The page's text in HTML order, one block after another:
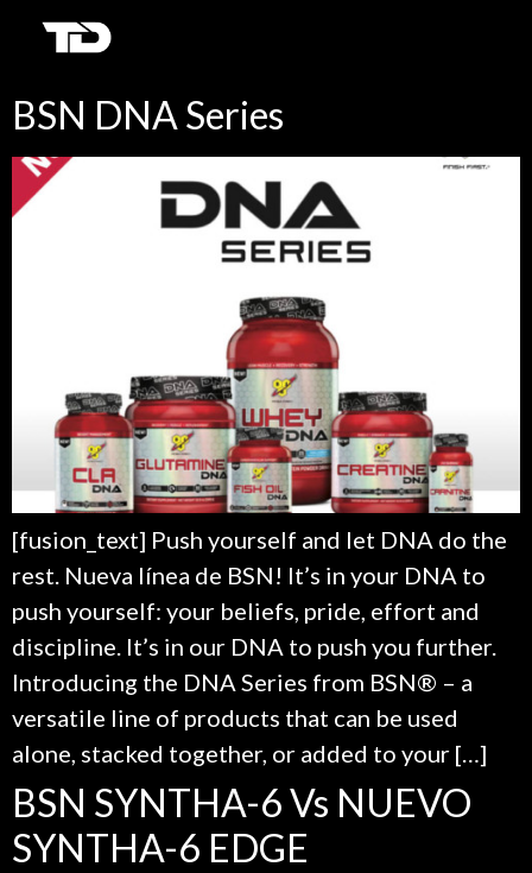
BSN DNA Series
[fusion_text] Push yourself and let DNA do the
rest. Nueva línea de BSN! It’s in your DNA to
push yourself: your beliefs, pride, effort and
discipline. It’s in our DNA to push you further.
Introducing the DNA Series from BSN® – a
versatile line of products that can be used
alone, stacked together, or added to your […]
BSN SYNTHA-6 Vs NUEVO
SYNTHA-6 EDGE